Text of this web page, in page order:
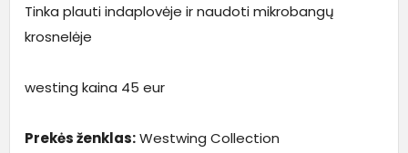
Tinka plauti indaplovėje ir naudoti mikrobangų
krosnelėje
westing kaina 45 eur
Prekės ženklas:Westwing Collection